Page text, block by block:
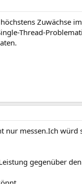
Zuwächse
Thread-
messen.Ich würd
gegenüber